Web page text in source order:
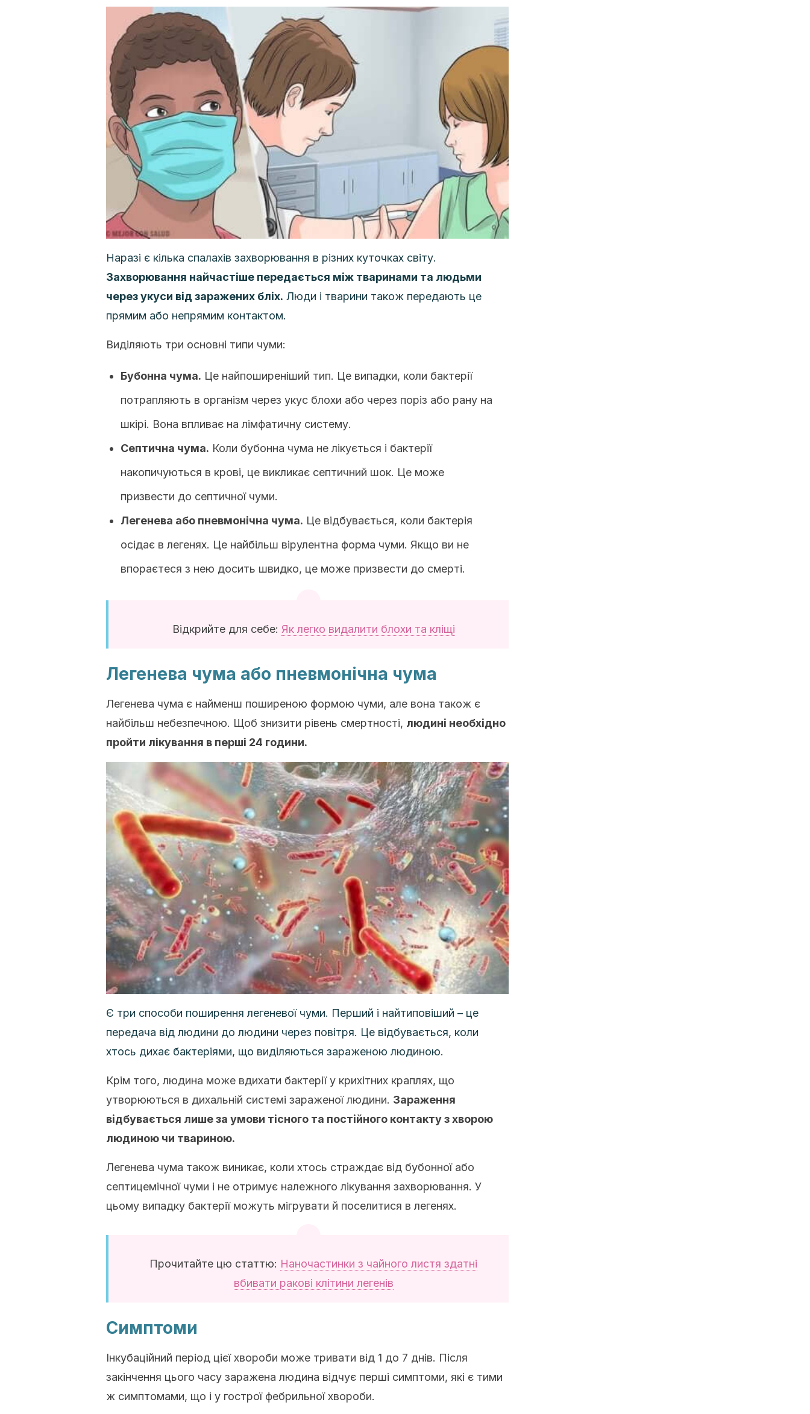
Наразі є кілька спалахів захворювання в різних куточках світу.
Захворювання найчастіше передається між тваринами та людьми
через укуси від заражених бліх. Люди і тварини також передають це
прямим або непрямим контактом.
Виділяють три основні типи чуми:
Бубонна чума. Це найпоширеніший тип. Це випадки, коли бактерії
потрапляють в організм через укус блохи або через поріз або рану на
шкірі. Вона впливає на лімфатичну систему.
Септична чума. Коли бубонна чума не лікується і бактерії
накопичуються в крові, це викликає септичний шок. Це може
призвести до септичної чуми.
Легенева або пневмонічна чума. Це відбувається, коли бактерія
осідає в легенях. Це найбільш вірулентна форма чуми. Якщо ви не
впораєтеся з нею досить швидко, це може призвести до смерті.
Відкрийте для себе: Як легко видалити блохи та кліщі
Легенева чума або пневмонічна чума
Легенева чума є найменш поширеною формою чуми, але вона також є
найбільш небезпечною. Щоб знизити рівень смертності, людині необхідно
пройти лікування в перші 24 години.
Є три способи поширення легеневої чуми. Перший і найтиповіший – це
передача від людини до людини через повітря. Це відбувається, коли
хтось дихає бактеріями, що виділяються зараженою людиною.
Крім того, людина може вдихати бактерії у крихітних краплях, що
утворюються в дихальній системі зараженої людини. Зараження
відбувається лише за умови тісного та постійного контакту з хворою
людиною чи твариною.
Легенева чума також виникає, коли хтось страждає від бубонної або
септицемічної чуми і не отримує належного лікування захворювання. У
цьому випадку бактерії можуть мігрувати й поселитися в легенях.
Прочитайте цю статтю: Наночастинки з чайного листя здатні
вбивати ракові клітини легенів
Симптоми
Інкубаційний період цієї хвороби може тривати від 1 до 7 днів. Після
закінчення цього часу заражена людина відчує перші симптоми, які є тими
ж симптомами, що і у гострої фебрильної хвороби.